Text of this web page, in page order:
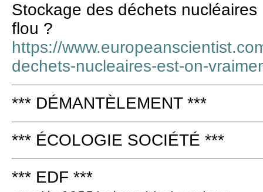
Stockage des déchets
flou ?
https://
dechets-nucleaires-est-on-
*** DÉMANTÈLEMENT ***
*** ÉCOLOGIE SOCIÉTÉ ***
*** EDF ***